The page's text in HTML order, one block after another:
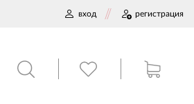
вход регистрация